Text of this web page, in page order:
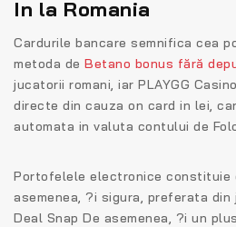
In la Romania
Cardurile bancare semnifica cea
metoda de Betano bonus fără
jucatorii romani, iar PLAYGG
directe din cauza on card in lei,
automata in valuta contului de
Portofelele electronice constituie
asemenea, ?i sigura, preferata
Deal Snap De asemenea, ?i un